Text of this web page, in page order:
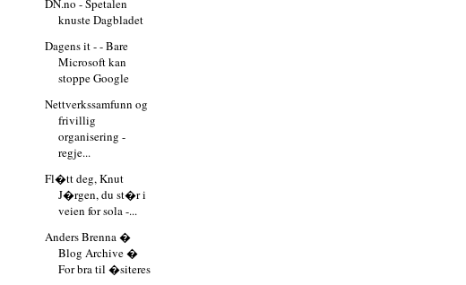
DN.no - Spetalen
knuste Dagbladet
Dagens it - - Bare
Microsoft kan
stoppe Google
Nettverkssamfunn og
frivillig
organisering -
regje...
Fl�tt deg, Knut
J�rgen, du st�r i
veien for sola -...
Anders Brenna �
Blog Archive �
For bra til �siteres